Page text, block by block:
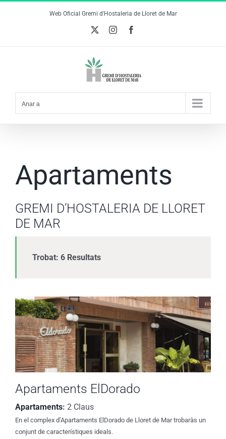
Web Oficial Gremi d'Hostaleria de Lloret de Mar
Instagram
Anar a
Apartaments
GREMI D’HOSTALERIA DE LLORET
DE MAR
Trobat: 6 Resultats
Apartaments ElDorado
Apartaments: 2 Claus
En el complex d’Apartaments ElDorado de Lloret de Mar trobaràs un
conjunt de característiques ideals.